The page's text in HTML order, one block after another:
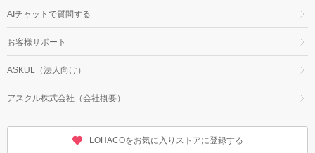
AIチャットで質問する
お客様サポート
ASKUL（法人向け）
アスクル株式会社（会社概要）
LOHACOをお気に入りストアに登録する